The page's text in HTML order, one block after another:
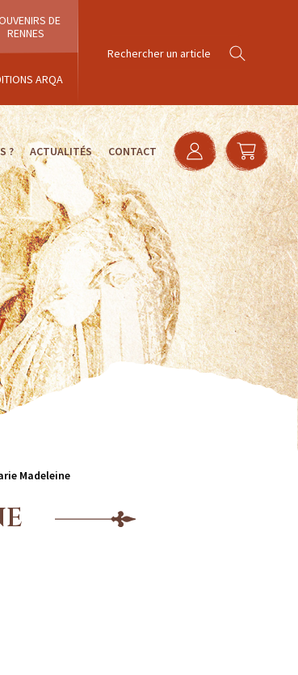
DE
RENNES
ARQA
? ACTUALITÉS CONTACT
Madeleine